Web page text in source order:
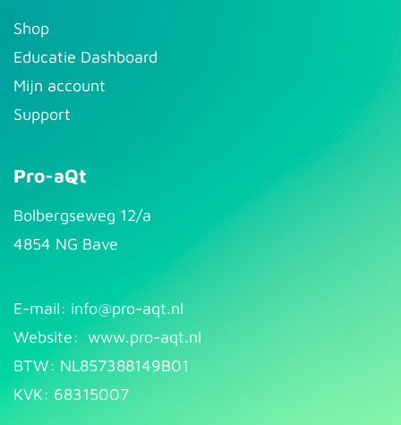
S​hop
Educatie Dashboard
Mijn account
Support
Pro-aQt
Bolbergseweg 12/a
4854 NG Bave
E-mail: info@pr​o-aqt.nl
Website: www.pro-aqt.nl
BTW: NL857388149B01
KVK: 68315007